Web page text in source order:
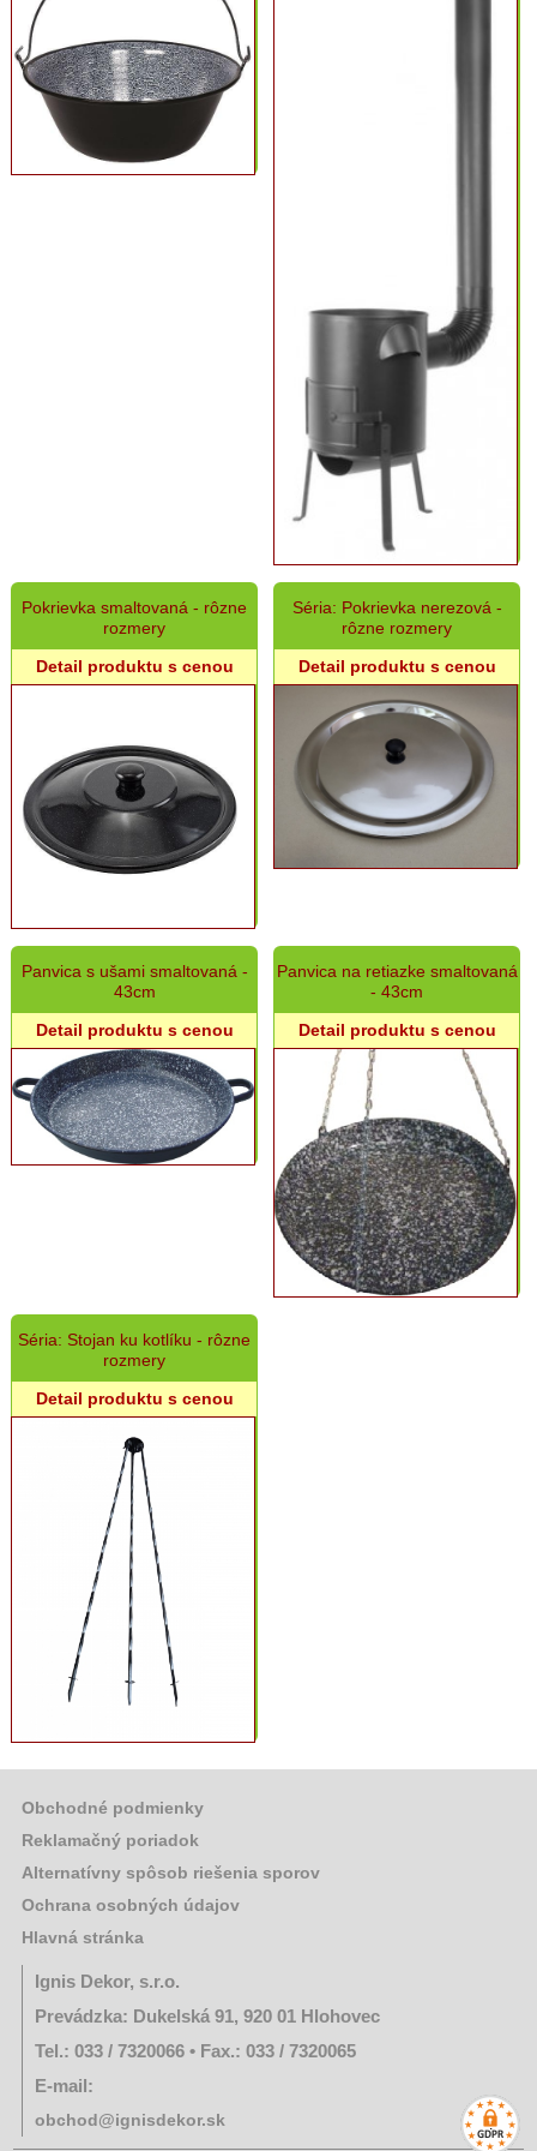
a
osivá
Chovateľské
potreby
dekoračná
keramika
Pokrievka smaltovaná - rôzne
rozmery
Detail produktu s cenou
Séria: Pokrievka nerezová -
rôzne rozmery
Detail produktu s cenou
Panvica s ušami smaltovaná -
43cm
Detail produktu s cenou
Panvica na retiazke smaltovaná
- 43cm
Detail produktu s cenou
Séria: Stojan ku kotlíku - rôzne
rozmery
Detail produktu s cenou
Obchodné podmienky
Reklamačný poriadok
Alternatívny spôsob riešenia sporov
Ochrana osobných údajov
Hlavná stránka
Ignis Dekor, s.r.o.
Prevádzka: Dukelská 91, 920 01 Hlohovec
Tel.: 033 / 7320066 • Fax.: 033 / 7320065
E-mail:
obchod@ignisdekor.sk